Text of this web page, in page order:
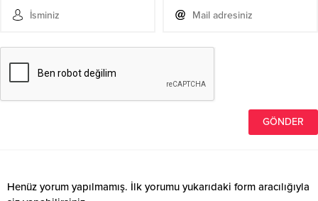
Henüz yorum yapılmamış. İlk yorumu yukarıdaki form aracılığıyla